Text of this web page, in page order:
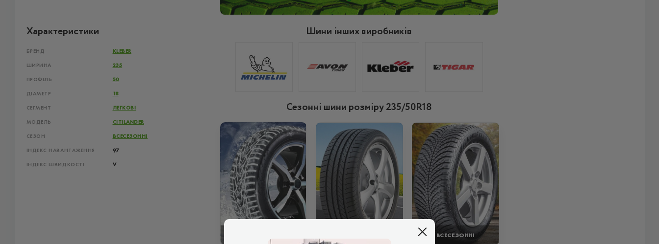
Характеристики
БРЕНД KLEBER
ШИРИНА 235
ПРОФІЛЬ 50
ДІАМЕТР 18
СЕГМЕНТ ЛЕГКОВІ
МОДЕЛЬ CITILANDER
СЕЗОН ВСЕСЕЗОННІ
ІНДЕКС НАВАНТАЖЕННЯ 97
ІНДЕКС ШВИДКОСТІ V
Шини інших виробників
Сезонні шини розміру 235/50R18
ВСЕСЕЗОННІ